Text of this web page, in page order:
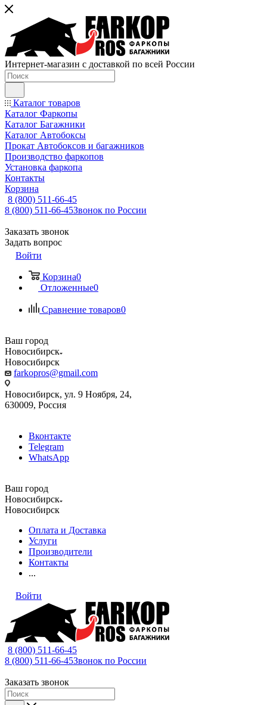
Интернет-магазин с доставкой по всей России
Каталог товаров
Каталог Фаркопы
Каталог Багажники
Каталог Автобоксы
Прокат Автобоксов и багажников
Производство фаркопов
Установка фаркопа
Контакты
Корзина
8 (800) 511-66-45
8 (800) 511-66-45Звонок по России
Заказать звонок
Задать вопрос
Войти
Корзина0
Отложенные0
Сравнение товаров0
Ваш город
Новосибирск
Новосибирск
farkopros@gmail.com
Новосибирск, ул. 9 Ноября, 24,
630009, Россия
Вконтакте
Telegram
WhatsApp
Ваш город
Новосибирск
Новосибирск
Оплата и Доставка
Услуги
Производители
Контакты
...
Войти
8 (800) 511-66-45
8 (800) 511-66-45Звонок по России
Заказать звонок